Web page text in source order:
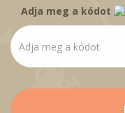
Adja meg a kódot